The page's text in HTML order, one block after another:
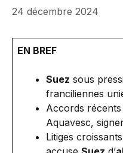
24 décembre 2024
EN BREF
Suez sous
franciliennes
Accords
Aquavesc,
Litiges